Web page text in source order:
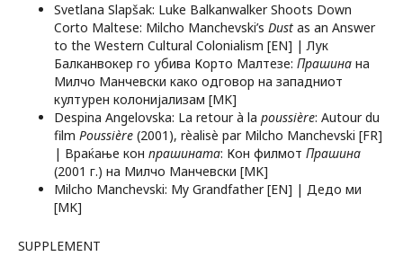
Svetlana Slapšak: Luke Balkanwalker Shoots Down
Corto Maltese: Milcho Manchevski’s Dust as an Answer
to the Western Cultural Colonialism [EN] | Лук
Балканвокер го убива Корто Малтезе: Прашина на
Милчо Манчевски како одговор на западниот
културен колонијализам [MK]
Despina Angelovska: La retour à la poussière: Autour du
film Poussière (2001), rèalisè par Milcho Manchevski [FR]
| Враќање кон прашината: Кон филмот Прашина
(2001 г.) на Милчо Манчевски [MK]
Milcho Manchevski: My Grandfather [EN] | Дедо ми
[MK]
SUPPLEMENT